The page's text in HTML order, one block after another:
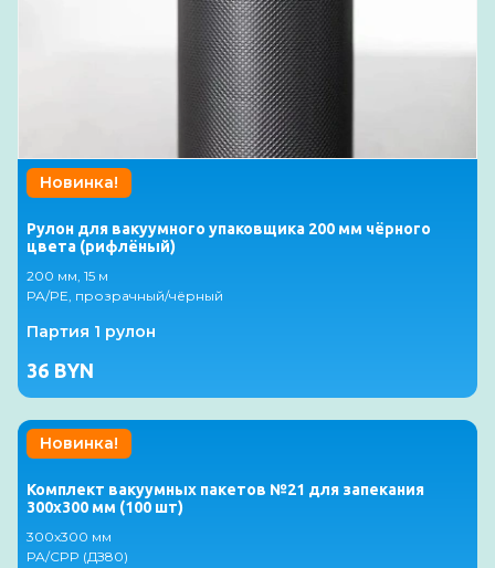
Новинка!
Рулон для вакуумного упаковщика 200 мм чёрного
цвета (рифлёный)
200 мм, 15 м
PA/PE, прозрачный/чёрный
Партия 1 рулон
36 BYN
Новинка!
Комплект вакуумных пакетов №21 для запекания
300х300 мм (100 шт)
300х300 мм
PA/CPP (ДЗ80)